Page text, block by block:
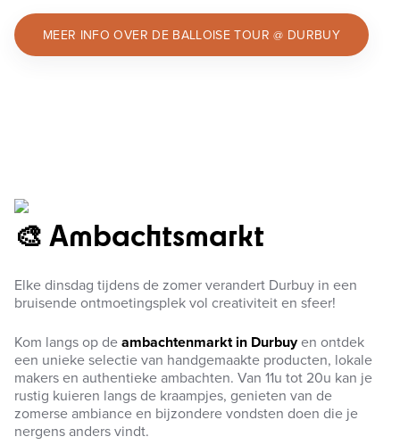
MEER INFO OVER DE BALLOISE TOUR @ DURBUY
🎨 Ambachtsmarkt
Elke dinsdag tijdens de zomer verandert Durbuy in een
bruisende ontmoetingsplek vol creativiteit en sfeer!
Kom langs op de ambachtenmarkt in Durbuyen ontdek
een unieke selectie van handgemaakte producten, lokale
makers en authentieke ambachten. Van 11u tot 20u kan je
rustig kuieren langs de kraampjes, genieten van de
zomerse ambiance en bijzondere vondsten doen die je
nergens anders vindt.